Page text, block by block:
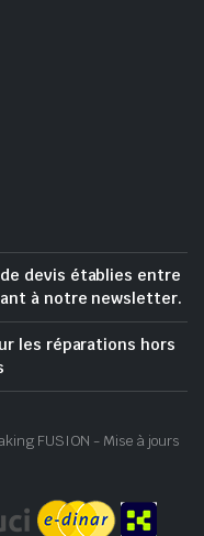
devis établies entre
à notre newsletter.
les réparations hors
FUSION - Mise à jours